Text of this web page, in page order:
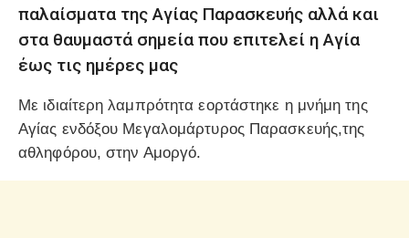
παλαίσματα της Αγίας Παρασκευής αλλά και
στα θαυμαστά σημεία που επιτελεί η Αγία
έως τις ημέρες μας
Με ιδιαίτερη λαμπρότητα εορτάστηκε η μνήμη της
Αγίας ενδόξου Μεγαλομάρτυρος Παρασκευής,της
αθληφόρου, στην Αμοργό.